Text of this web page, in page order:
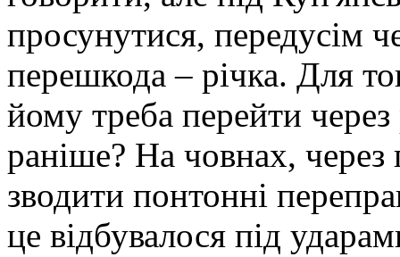
просунутися, передусім
перешкода – річка. Для
йому треба перейти
раніше? На човнах, через
зводити понтонні
це відбувалося під